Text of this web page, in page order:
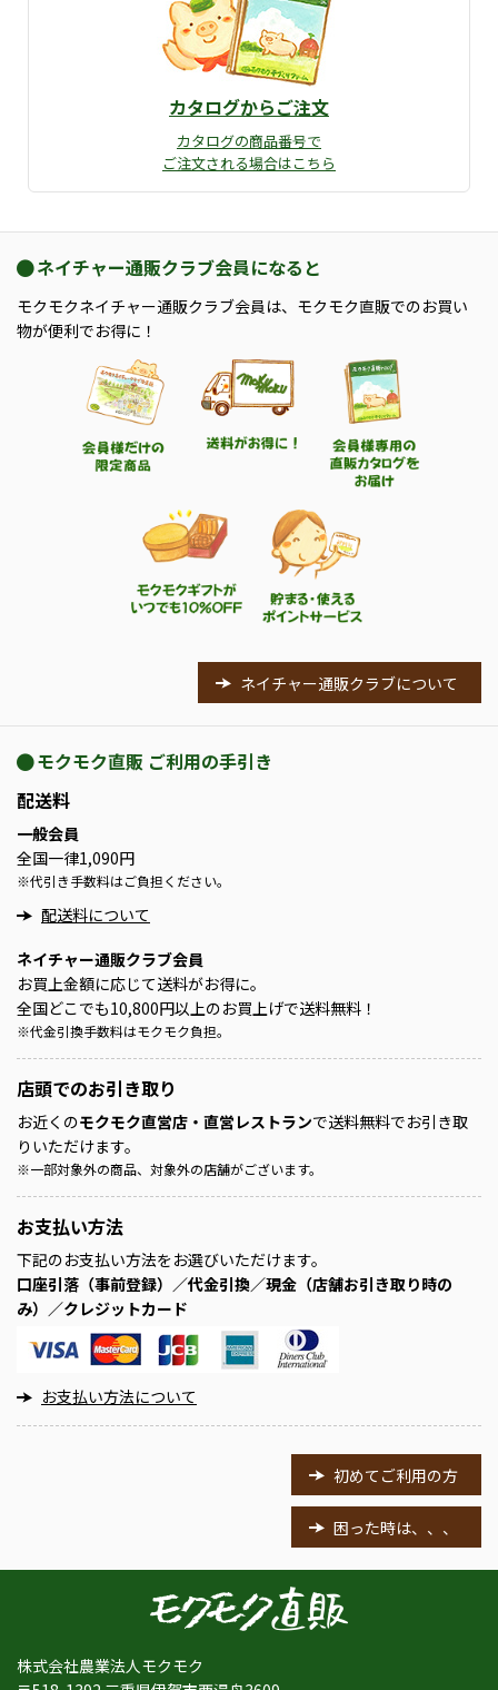
カタログからご注文
カタログの商品番号で
ご注文される場合はこちら
ネイチャー通販クラブ会員になると
モクモクネイチャー通販クラブ会員は、モクモク直販でのお買い
物が便利でお得に！
ネイチャー通販クラブについて
モクモク直販 ご利用の手引き
配送料
一般会員
全国一律1,090円
※代引き手数料はご負担ください。
配送料について
ネイチャー通販クラブ会員
お買上金額に応じて送料がお得に。
全国どこでも10,800円以上のお買上げで送料無料！
※代金引換手数料はモクモク負担。
店頭でのお引き取り
お近くのモクモク直営店・直営レストランで送料無料でお引き取
りいただけます。
※一部対象外の商品、対象外の店舗がございます。
お支払い方法
下記のお支払い方法をお選びいただけます。
口座引落（事前登録）／代金引換／現金（店舗お引き取り時の
み）／クレジットカード
お支払い方法について
初めてご利用の方
困った時は、、、
株式会社農業法人モクモク